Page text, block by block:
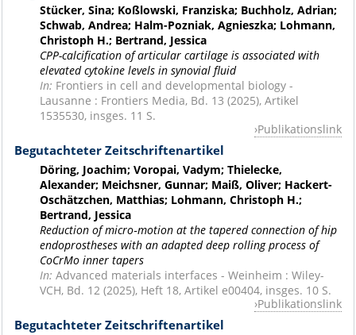
Stücker, Sina; Koßlowski, Franziska; Buchholz, Adrian;
Schwab, Andrea; Halm-Pozniak, Agnieszka; Lohmann,
Christoph H.; Bertrand, Jessica
CPP-calcification of articular cartilage is associated with
elevated cytokine levels in synovial fluid
In: Frontiers in cell and developmental biology -
Lausanne : Frontiers Media, Bd. 13 (2025), Artikel
1535530, insges. 11 S.
Publikationslink
Begutachteter Zeitschriftenartikel
Döring, Joachim; Voropai, Vadym; Thielecke,
Alexander; Meichsner, Gunnar; Maiß, Oliver; Hackert-
Oschätzchen, Matthias; Lohmann, Christoph H.;
Bertrand, Jessica
Reduction of micro‐motion at the tapered connection of hip
endoprostheses with an adapted deep rolling process of
CoCrMo inner tapers
In: Advanced materials interfaces - Weinheim : Wiley-
VCH, Bd. 12 (2025), Heft 18, Artikel e00404, insges. 10 S.
Publikationslink
Begutachteter Zeitschriftenartikel